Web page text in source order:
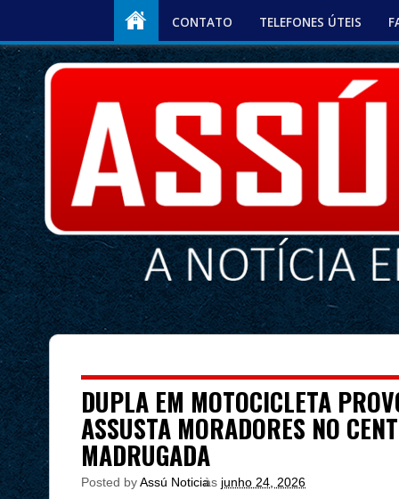
CONTATO TELEFONES ÚTEIS
DUPLA EM MOTOCICLETA
ASSUSTA MORADORES NO
MADRUGADA
Posted byAssú Noticia
às junho 24, 2026